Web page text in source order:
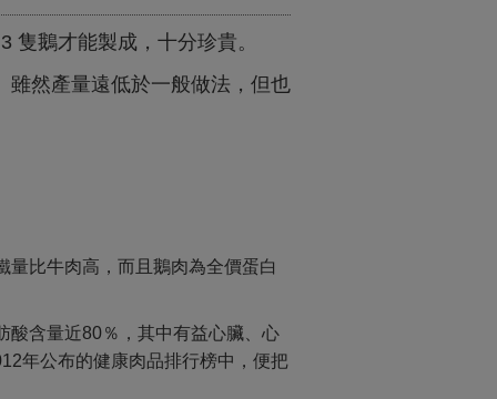
隻鵝才能製成，十分珍貴。
雖然產量遠低於一般做法，但也
比牛肉高，而且鵝肉為全價蛋白
酸含量近80％，其中有益心臟、心
年公布的健康肉品排行榜中，便把